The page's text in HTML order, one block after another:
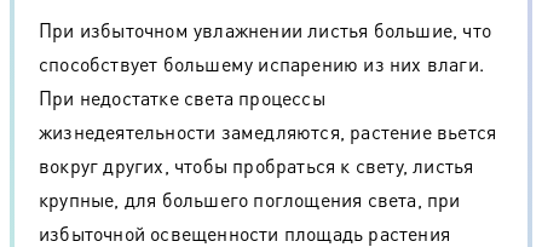
При избыточном увлажнении листья большие, что
способствует большему испарению из них влаги.
При недостатке света процессы
жизнедеятельности замедляются, растение вьется
вокруг других, чтобы пробраться к свету, листья
крупные, для большего поглощения света, при
избыточной освещенности площадь растения